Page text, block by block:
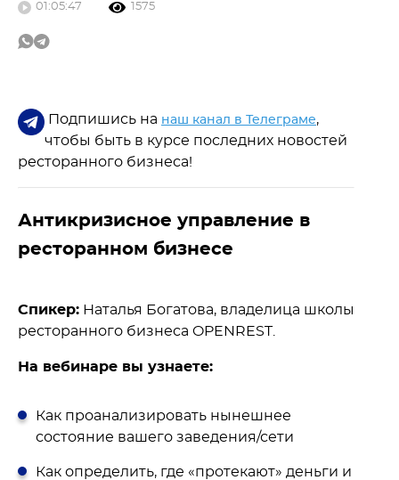
01:05:47 1575
Подпишись на наш канал в Телеграме,
чтобы быть в курсе последних новостей
ресторанного бизнеса!
Антикризисное управление в
ресторанном бизнесе
Спикер: Наталья Богатова, владелица школы
ресторанного бизнеса OPENREST.
На вебинаре вы узнаете:
Как проанализировать нынешнее
состояние вашего заведения/сети
Как определить, где «протекают» деньги и